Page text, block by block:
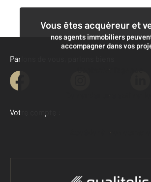
Vous êtes acquéreur et
nos agents immobiliers
accompagner dans vos
Contacter l'agence
Demander une estimation
Parlons de vous, parlons biens
Votre compte :
Accéder à mon compte